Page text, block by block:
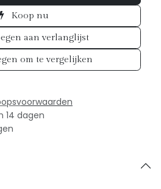
Koop nu
om te vergelijken
aan verlanglijst
oorwaarden
14 dagen